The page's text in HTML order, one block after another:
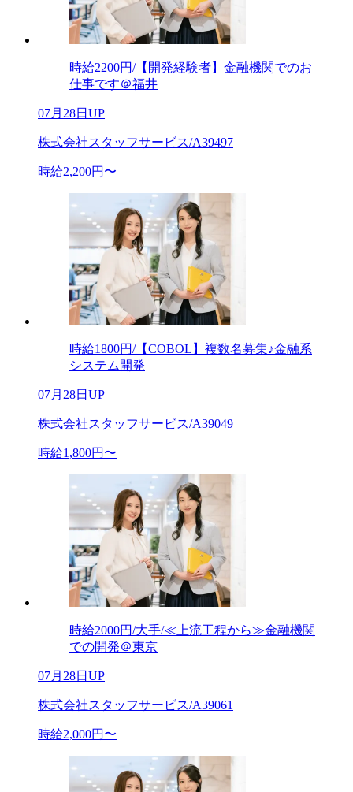
時給2200円/【開発経験者】金融機関でのお
仕事です＠福井
07月28日UP
株式会社スタッフサービス/A39497
時給2,200円〜
時給1800円/【COBOL】複数名募集♪金融系
システム開発
07月28日UP
株式会社スタッフサービス/A39049
時給1,800円〜
時給2000円/大手/≪上流工程から≫金融機関
での開発＠東京
07月28日UP
株式会社スタッフサービス/A39061
時給2,000円〜